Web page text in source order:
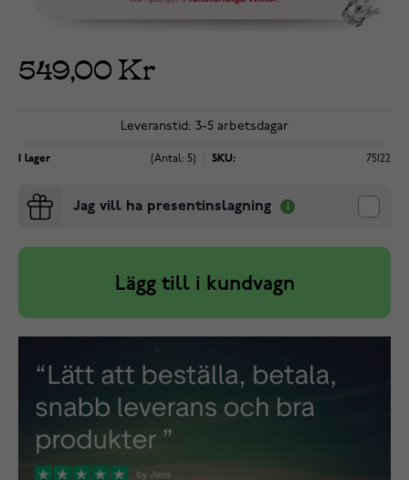
549,00 Kr
Leveranstid: 3-5 arbetsdagar
I lager (Antal: 5) SKU: 75122
Jag vill ha presentinslagning
Lägg till i kundvagn